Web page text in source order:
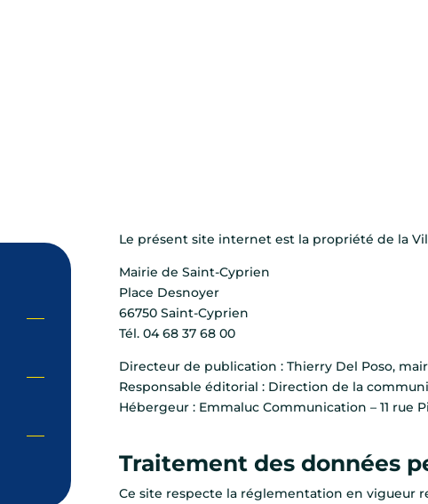
Le présent site internet est la propriété de la
Mairie de Saint-Cyprien
Place Desnoyer
66750 Saint-Cyprien
Tél. 04 68 37 68 00
Directeur de publication : Thierry Del Poso,
Responsable éditorial : Direction de la
Hébergeur : Emmaluc Communication – 11 rue
Traitement des données
Ce site respecte la réglementation en vigueur